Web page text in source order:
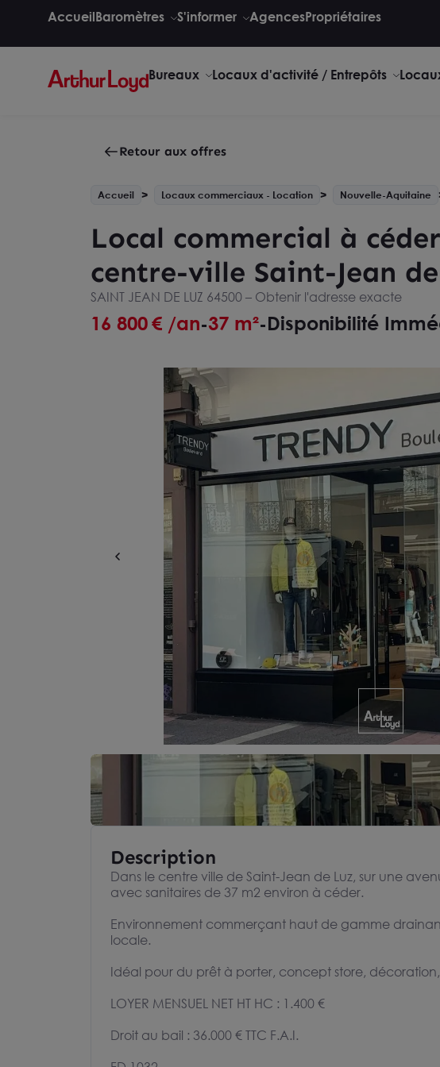
AccueilBaromètres S'informer AgencesPropriétaires
Bureaux Locaux d'activité / Entrepôts
Retour aux offres
Accueil Locaux commerciaux - Location Nouvelle-Aquitaine
Local commercial à
centre-ville Saint-Jean
SAINT JEAN DE LUZ 64500 – Obtenir l'adresse exacte
16 800€ /an-37 m²-Disponibilité
Description
Dans le centre ville de Saint-Jean de Luz, sur une
avec sanitaires de 37 m2 environ à céder.
Environnement commerçant haut de gamme
locale.
Idéal pour du prêt à porter, concept store, décoration,
LOYER MENSUEL NET HT HC : 1.400 €
Droit au bail : 36.000 € TTC F.A.I.